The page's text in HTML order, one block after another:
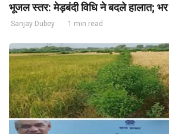
भूजल स्तर: मेड़बंदी विधि ने बदले हालात; भर
Sanjay Dubey 1 min read